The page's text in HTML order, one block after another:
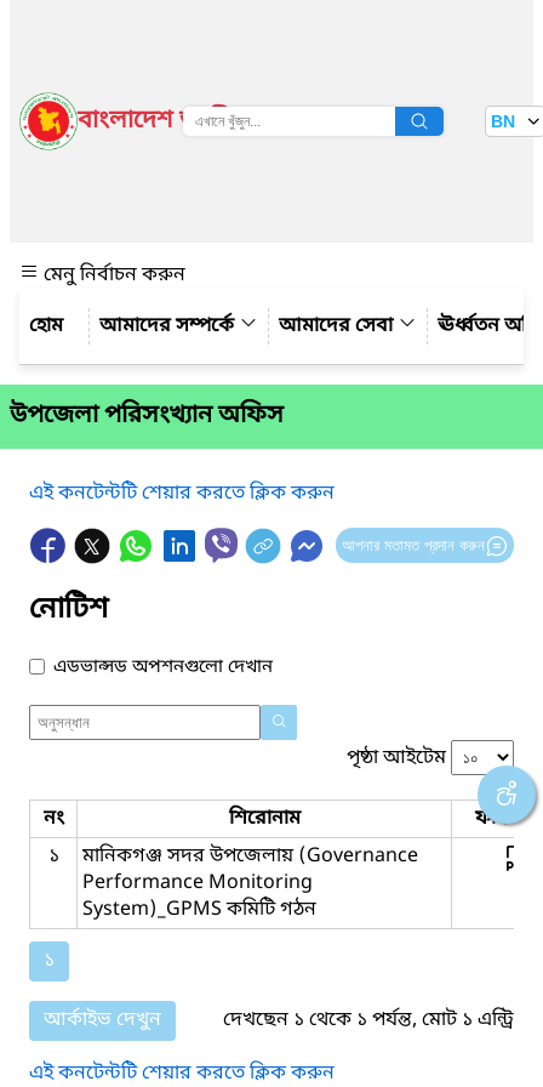
বাংলাদেশ জাতীয় তথ্য বাতায়ন BN
মেনু নির্বাচন করুন
আমাদের সম্পর্কে
আমাদের সেবা ঊর্ধ্বতন
উপজেলা পরিসংখ্যান অফিস
এই কনটেন্টটি শেয়ার করতে ক্লিক করুন
আপনার মতামত প্রদান করুন
নোটিশ
এডভান্সড অপশনগুলো দেখান
পৃষ্ঠা আইটেম
নং শিরোনাম
ফাইল
১
মানিকগঞ্জ সদর উপজেলায় (Governance
Performance Monitoring
System)_GPMS কমিটি গঠন
১
আর্কাইভ দেখুন
দেখছেন ১ থেকে ১ পর্যন্ত, মোট ১ এন্ট্রি
এই কনটেন্টটি শেয়ার করতে ক্লিক করুন